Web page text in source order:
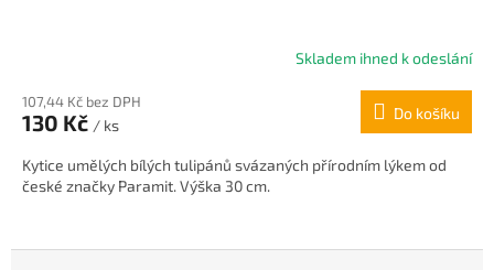
produktu
je
z
5
Skladem ihned k odeslání
107,44 Kč bez DPH
130 Kč / ks
Do košíku
Kytice umělých bílých tulipánů svázaných přírodním lýkem od
české značky Paramit. Výška 30 cm.